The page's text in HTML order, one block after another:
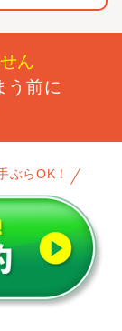
ん
う前に
ぶらOK！